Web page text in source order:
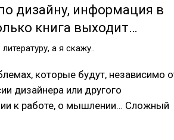
дизайну, информация в
книга выходит…
а я скажу..
которые будут, независимо
дизайнера или другого
к работе, о мышлении… Сложный